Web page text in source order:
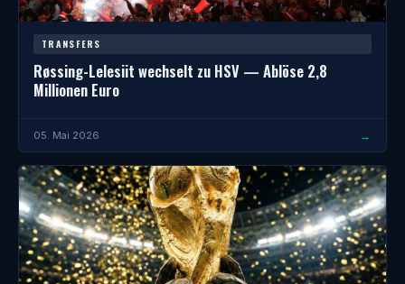
TRANSFERS
Røssing-Lelesiit wechselt zu HSV — Ablöse 2,8
Millionen Euro
05. Mai 2026 →